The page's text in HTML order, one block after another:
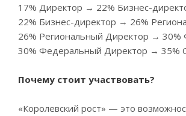
17% Директор → 22% Бизнес-
22% Бизнес-директор → 26%
26% Региональный Директор →
30% Федеральный Директор → 35%
Почему стоит участвовать?
«Королевский рост» — это